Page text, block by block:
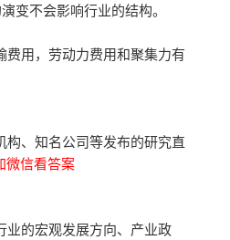
变不会影响行业的结构。
费用，劳动力费用和聚集力有
构、知名公司等发布的研究直
微信看答案
业的宏观发展方向、产业政